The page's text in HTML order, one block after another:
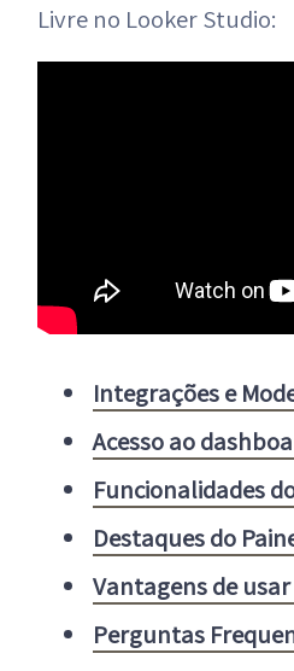
Livre no Looker Studio:
Integrações e
Acesso ao
Funcionalidades
Destaques do
Vantagens de
Perguntas